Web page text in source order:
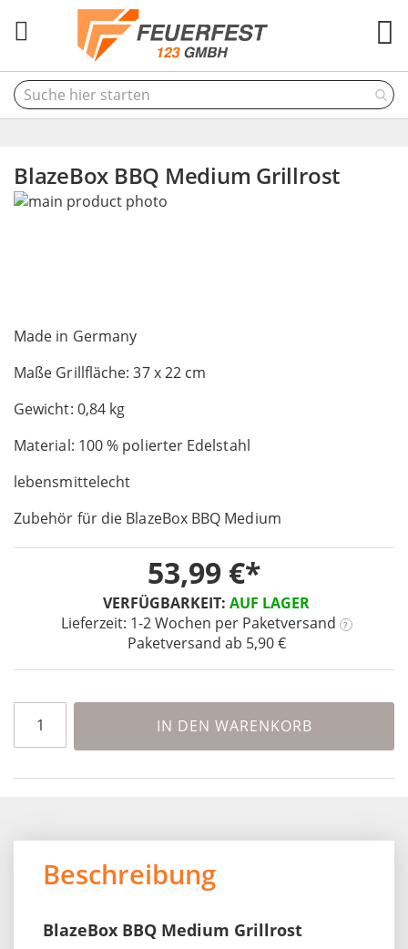
BlazeBox BBQ Medium Grillrost
Made in Germany
Maße Grillfläche: 37 x 22 cm
Gewicht: 0,84 kg
Material: 100 % polierter Edelstahl
lebensmittelecht
Zubehör für die BlazeBox BBQ Medium
VERFÜGBARKEIT: AUF LAGER
Lieferzeit: 1-2 Wochen per Paketversand ?
Paketversand ab 5,90 €
53,99 €
IN DEN WARENKORB
Skip
gallery
to
beginning
the
images
gallery
Beschreibung
BlazeBox BBQ Medium Grillrost